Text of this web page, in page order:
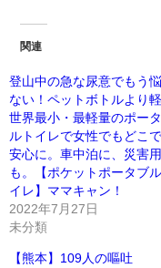
関連
登山中の急な尿意でもう
ない！ペットボトルより
世界最小・最軽量のポー
ルトイレで女性でもどこ
安心に。車中泊に、災害
も。【ポケットポータブ
イレ】ママキャン！
2022年7月27日
未分類
【熊本】109人の嘔吐